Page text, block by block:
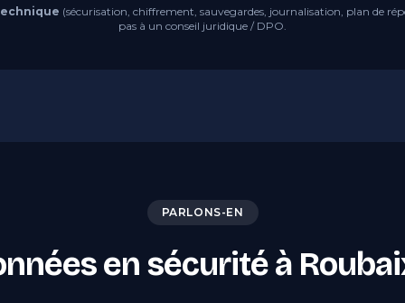
(sécurisation, chiffrement, sauvegardes, journalisation, plan de
pas à un conseil juridique / DPO.
PARLONS-EN
en sécurité à